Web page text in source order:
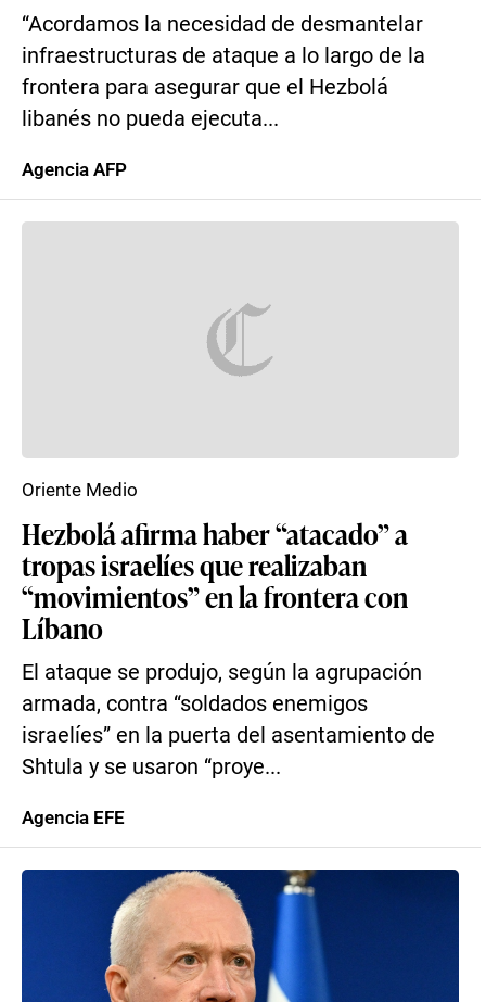
“Acordamos la necesidad de desmantelar
infraestructuras de ataque a lo largo de la
frontera para asegurar que el Hezbolá
libanés no pueda ejecuta...
Agencia AFP
Hezbolá afirma haber “atacado” a
tropas israelíes que realizaban
“movimientos” en la frontera con
Líbano
El ataque se produjo, según la agrupación
armada, contra “soldados enemigos
israelíes” en la puerta del asentamiento de
Shtula y se usaron “proye...
Oriente Medio
Agencia EFE